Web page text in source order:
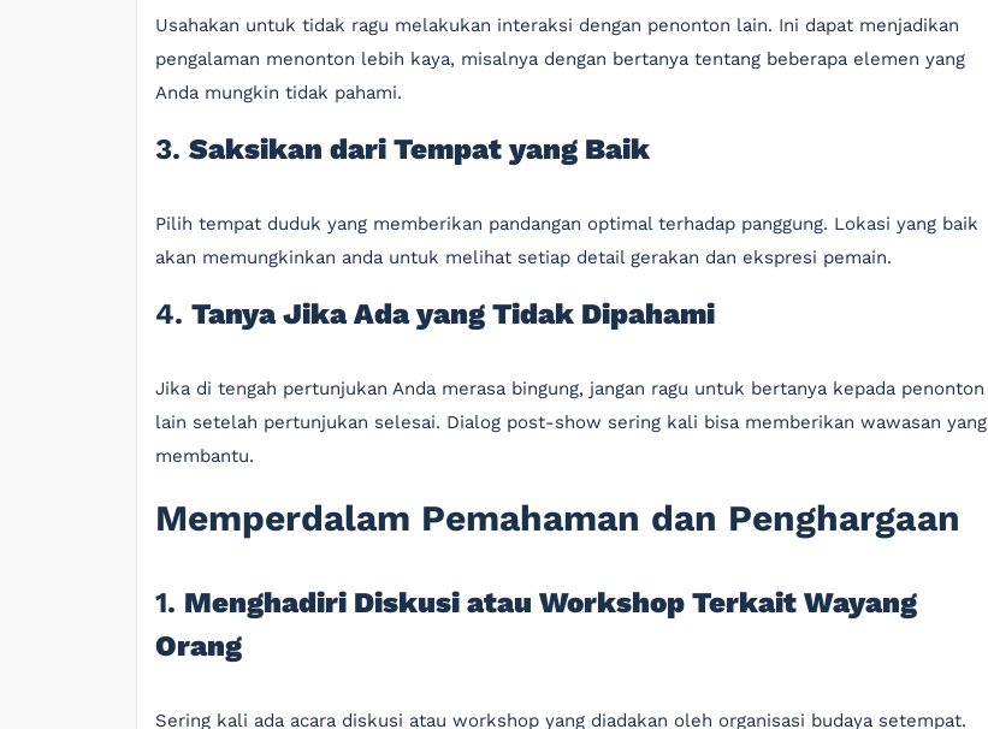
Usahakan untuk tidak ragu melakukan interaksi dengan penonton lain. Ini dapat menjadikan
pengalaman menonton lebih kaya, misalnya dengan bertanya tentang beberapa elemen yang
Anda mungkin tidak pahami.
3. Saksikan dari Tempat yang Baik
Pilih tempat duduk yang memberikan pandangan optimal terhadap panggung. Lokasi yang baik
akan memungkinkan anda untuk melihat setiap detail gerakan dan ekspresi pemain.
4. Tanya Jika Ada yang Tidak Dipahami
Jika di tengah pertunjukan Anda merasa bingung, jangan ragu untuk bertanya kepada penonton
lain setelah pertunjukan selesai. Dialog post-show sering kali bisa memberikan wawasan yang
membantu.
Memperdalam Pemahaman dan Penghargaan
1. Menghadiri Diskusi atau Workshop Terkait Wayang
Orang
Sering kali ada acara diskusi atau workshop yang diadakan oleh organisasi budaya setempat.